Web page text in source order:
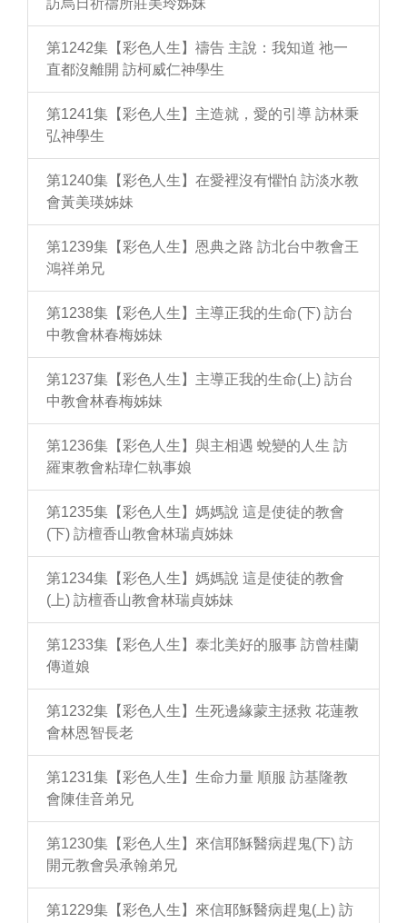
訪烏日祈禱所莊美玲姊妹
第1242集【彩色人生】禱告 主說：我知道 祂一
直都沒離開 訪柯威仁神學生
第1241集【彩色人生】主造就，愛的引導 訪林秉
弘神學生
第1240集【彩色人生】在愛裡沒有懼怕 訪淡水教
會黃美瑛姊妹
第1239集【彩色人生】恩典之路 訪北台中教會王
鴻祥弟兄
第1238集【彩色人生】主導正我的生命(下) 訪台
中教會林春梅姊妹
第1237集【彩色人生】主導正我的生命(上) 訪台
中教會林春梅姊妹
第1236集【彩色人生】與主相遇 蛻變的人生 訪
羅東教會粘瑋仁執事娘
第1235集【彩色人生】媽媽說 這是使徒的教會
(下) 訪檀香山教會林瑞貞姊妹
第1234集【彩色人生】媽媽說 這是使徒的教會
(上) 訪檀香山教會林瑞貞姊妹
第1233集【彩色人生】泰北美好的服事 訪曾桂蘭
傳道娘
第1232集【彩色人生】生死邊緣蒙主拯救 花蓮教
會林恩智長老
第1231集【彩色人生】生命力量 順服 訪基隆教
會陳佳音弟兄
第1230集【彩色人生】來信耶穌醫病趕鬼(下) 訪
開元教會吳承翰弟兄
第1229集【彩色人生】來信耶穌醫病趕鬼(上) 訪